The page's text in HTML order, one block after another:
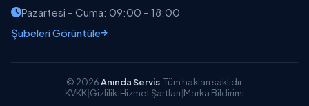
Pazartesi – Cuma: 09:00 – 18:00
Şubeleri Görüntüle
© 2026Anında Servis. Tüm hakları saklıdır.
KVKK|Gizlilik|Hizmet Şartları|Marka Bildirimi